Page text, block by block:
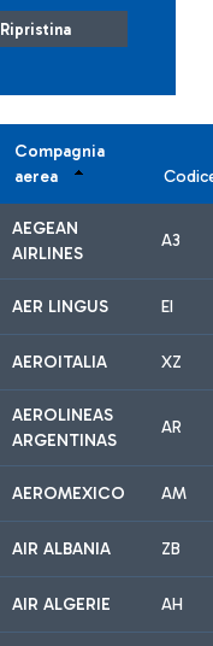
Ripristina
Compagnia
aerea
AEGEAN
AIRLINES
A3
AER LINGUS EI
AEROITALIA XZ
AEROLINEAS
ARGENTINAS
AR
AEROMEXICO AM
AIR ALBANIA ZB
AIR ALGERIE AH